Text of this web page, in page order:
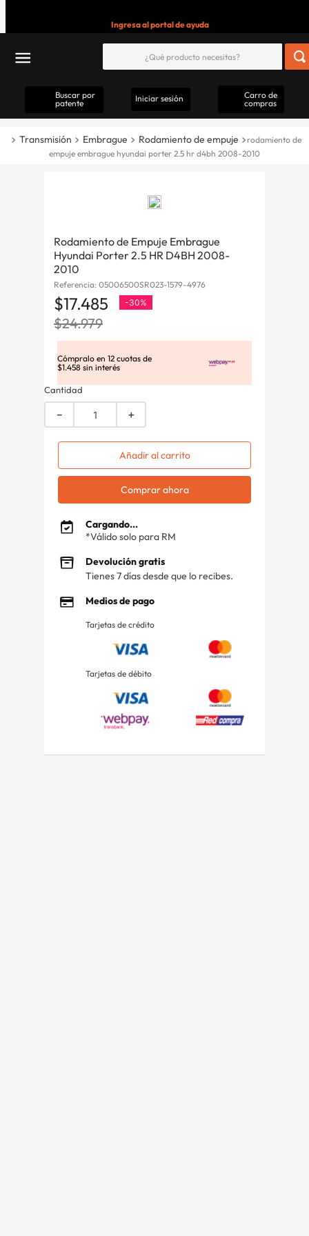
Ingresa al portal de ayuda
Buscar por
patente
Iniciar sesión
Carro de
compras
Transmisión Embrague Rodamiento de empuje
rodamiento de
empuje embrague hyundai porter 2.5 hr d4bh 2008-2010
Rodamiento de Empuje Embrague
Hyundai Porter 2.5 HR D4BH 2008-
2010
Referencia: 05006500SR023-1579-4976
$17.485 -30%
$24.979
Cómpralo en 12 cuotas de
$1.458 sin interés
Cantidad
＋
－
Añadir al carrito
Comprar ahora
Cargando...
*Válido solo para RM
Devolución gratis
Tienes 7 días desde que lo recibes.
Medios de pago
Tarjetas de crédito
Tarjetas de débito